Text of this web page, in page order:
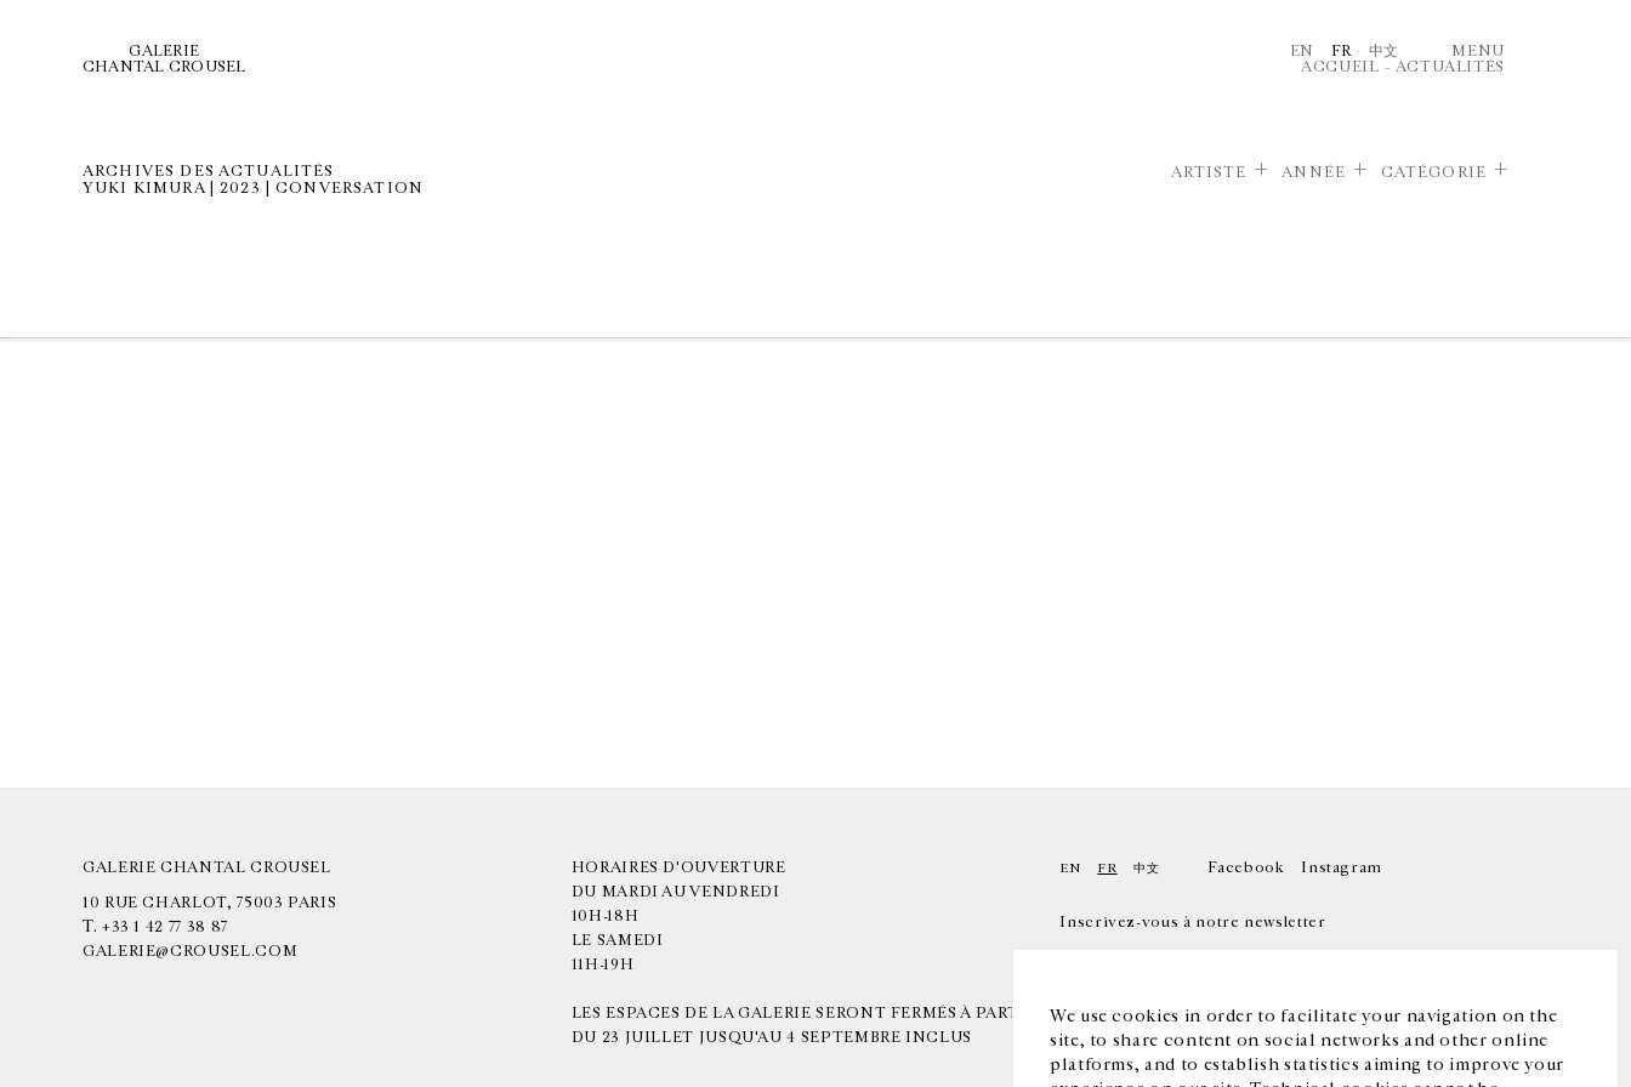
We use cookies in order to facilitate your navigation on the
site, to share content on social networks and other online
platforms, and to establish statistics aiming to improve your
GALERIE
CHANTAL CROUSEL
EN FR 中文
MENU
ACCUEIL – ACTUALITÉS
ARCHIVES DES ACTUALITÉS
YUKI KIMURA | 2023 | CONVERSATION
ARTISTE ANNÉE CATÉGORIE
GALERIE CHANTAL CROUSEL
10 RUE CHARLOT, 75003 PARIS
T. +33 1 42 77 38 87
GALERIE@CROUSEL.COM
HORAIRES D'OUVERTURE
DU MARDI AU VENDREDI
10H-18H
LE SAMEDI
11H-19H
LES ESPACES DE LA GALERIE SERONT FERMÉS À PARTIR
DU 23 JUILLET JUSQU'AU 4 SEPTEMBRE INCLUS
EN FR 中文 Facebook Instagram
Inscrivez-vous à notre newsletter